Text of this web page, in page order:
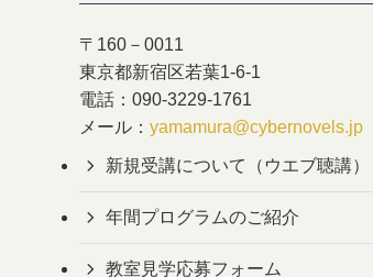
〒 160 － 0011
東京都新宿区若葉1-6-1
電話：090-3229-1761
メール： yamamura@cybernovels.jp
新規受講について（ウエブ聴講）
年間プログラムのご紹介
教室見学応募フォーム